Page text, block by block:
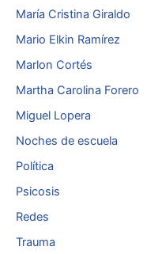
María Cristina Giraldo
Mario Elkin Ramírez
Marlon Cortés
Martha Carolina Forero
Miguel Lopera
Noches de escuela
Política
Psicosis
Redes
Trauma